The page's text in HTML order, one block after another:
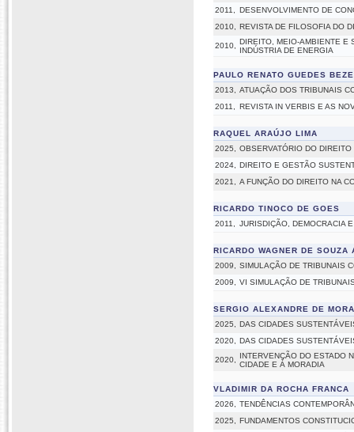
2011,
DESENVOLVIMENTO DE
2010,
REVISTA DE FILOSOFIA DO
2010,
DIREITO, MEIO-AMBIENTE E
INDÚSTRIA DE ENERGIA
PAULO RENATO GUEDES
2013,
ATUAÇÃO DOS TRIBUNAIS
2011,
REVISTA IN VERBIS E AS
RAQUEL ARAÚJO LIMA
2025,
OBSERVATÓRIO DO
2024,
DIREITO E GESTÃO
2021,
A FUNÇÃO DO DIREITO NA
RICARDO TINOCO DE GOES
2011,
JURISDIÇÃO, DEMOCRACIA
RICARDO WAGNER DE SOUZA
2009,
SIMULAÇÃO DE TRIBUNAIS
2009,
VI SIMULAÇÃO DE
SERGIO ALEXANDRE DE
2025,
DAS CIDADES
2020,
DAS CIDADES
2020,
INTERVENÇÃO DO ESTADO
CIDADE E À MORADIA
VLADIMIR DA ROCHA FRANCA
2026,
TENDÊNCIAS
2025,
FUNDAMENTOS